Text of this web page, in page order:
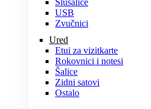
Slušalice
USB
Zvučnici
Ured
Etui za vizitkarte
Rokovnici i notesi
Šalice
Zidni satovi
Ostalo